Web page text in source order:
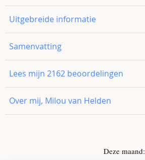
Uitgebreide informatie
Samenvatting
Lees mijn 2162 beoordelingen
Over mij, Milou van Helden
Deze maand: